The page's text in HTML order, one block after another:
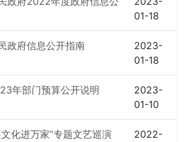
01-18
政府信息公开指南
2023-
01-18
年部门预算公开说明
2023-
01-10
化进万家”专题文艺巡演
2022-